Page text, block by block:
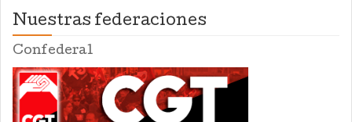
Nuestras federaciones
Confederal